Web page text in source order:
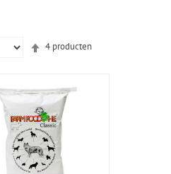
4 producten
Van
sorteren